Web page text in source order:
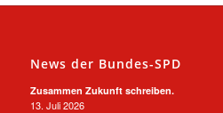
News der Bundes-SPD
Zusammen Zukunft schreiben.
13. Juli 2026